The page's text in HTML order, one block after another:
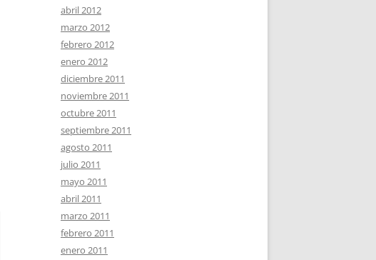
abril 2012
marzo 2012
febrero 2012
enero 2012
diciembre 2011
noviembre 2011
octubre 2011
septiembre 2011
agosto 2011
julio 2011
mayo 2011
abril 2011
marzo 2011
febrero 2011
enero 2011